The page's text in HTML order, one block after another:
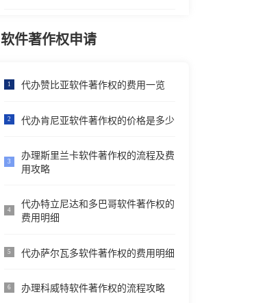
软件著作权申请
1 代办赞比亚软件著作权的费用一览
2 代办肯尼亚软件著作权的价格是多少
3
办理斯里兰卡软件著作权的流程及费
用攻略
4
代办特立尼达和多巴哥软件著作权的
费用明细
5 代办萨尔瓦多软件著作权的费用明细
6 办理科威特软件著作权的流程攻略